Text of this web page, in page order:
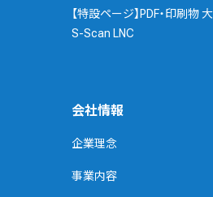
【特設ページ】PDF・印刷物
S-Scan LNC
会社情報
企業理念
事業内容